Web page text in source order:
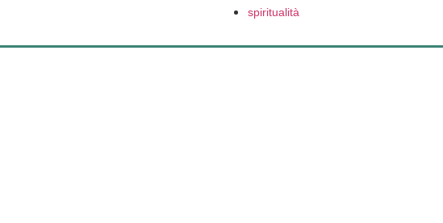
spiritualità